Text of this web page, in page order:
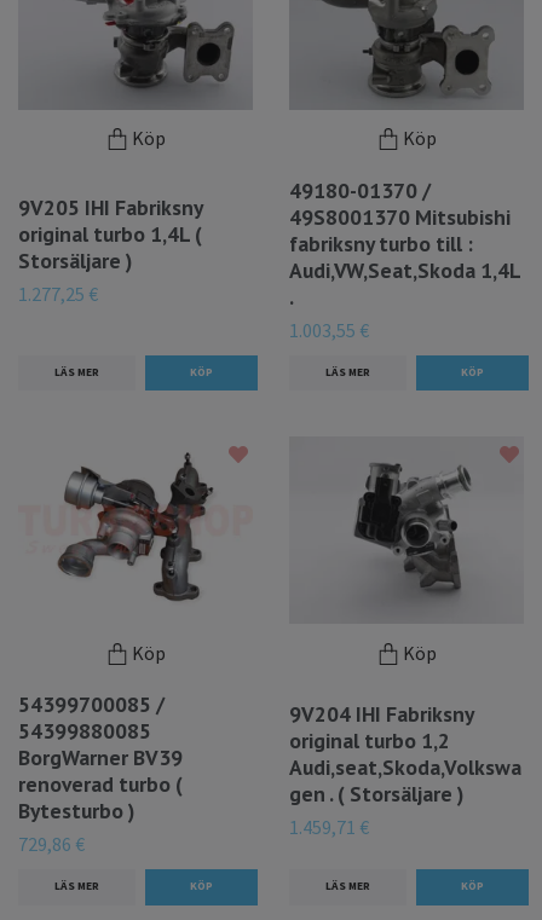
Köp
9V205 IHI Fabriksny
original turbo 1,4L (
Storsäljare )
1.277,25 €
LÄS MER
Köp
49180-01370 /
49S8001370 Mitsubishi
fabriksny turbo till :
Audi,VW,Seat,Skoda 1,4L
.
1.003,55 €
LÄS MER
Köp
54399700085 /
54399880085
BorgWarner BV39
renoverad turbo (
Bytesturbo )
729,86 €
LÄS MER
Köp
9V204 IHI Fabriksny
original turbo 1,2
Audi,seat,Skoda,Volkswa
gen . ( Storsäljare )
1.459,71 €
LÄS MER